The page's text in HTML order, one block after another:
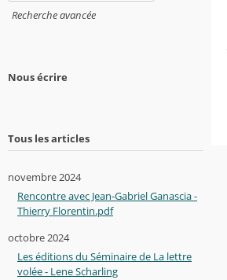
Recherche avancée
Nous écrire
Tous les articles
novembre 2024
Rencontre avec Jean-Gabriel Ganascia -
Thierry Florentin.pdf
octobre 2024
Les éditions du Séminaire de La lettre
volée - Lene Scharling